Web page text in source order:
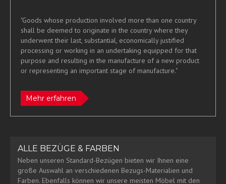
"Goods whose production involved more than one country
shall be deemed to originate in the country where they
underwent their last, substantial, economically justified
processing or working in an undertaking equipped for that
purpose and resulting in the manufacture of a new product
or representing an important stage of manufacture."
Mehr erfahren
ALLE BEZÜGE & FARBEN
Neben unseren Standard-Bezügen bieten wir Ihnen eine
große Auswahl an verschiedenen Bezugs-Materialien und
Farben. Ebenfalls können wir unsere meisten Möbel mit den